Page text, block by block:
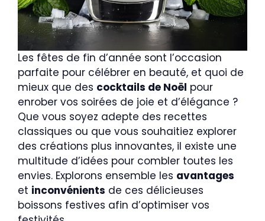
Les fêtes de fin d’année sont l’occasion
parfaite pour célébrer en beauté, et quoi de
mieux que des cocktails de Noël pour
enrober vos soirées de joie et d’élégance ?
Que vous soyez adepte des recettes
classiques ou que vous souhaitiez explorer
des créations plus innovantes, il existe une
multitude d’idées pour combler toutes les
envies. Explorons ensemble les avantages
et inconvénients de ces délicieuses
boissons festives afin d’optimiser vos